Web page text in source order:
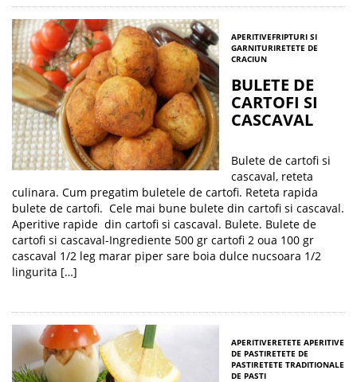
APERITIVEFRIPTURI SI
GARNITURIRETETE DE
CRACIUN
BULETE DE
CARTOFI SI
CASCAVAL
Bulete de cartofi si
cascaval, reteta
culinara. Cum pregatim buletele de cartofi. Reteta rapida
bulete de cartofi. Cele mai bune bulete din cartofi si cascaval.
Aperitive rapide din cartofi si cascaval. Bulete. Bulete de
cartofi si cascaval-Ingrediente 500 gr cartofi 2 oua 100 gr
cascaval 1/2 leg marar piper sare boia dulce nucsoara 1/2
lingurita […]
APERITIVERETETE APERITIVE
DE PASTIRETETE DE
PASTIRETETE TRADITIONALE
DE PASTI